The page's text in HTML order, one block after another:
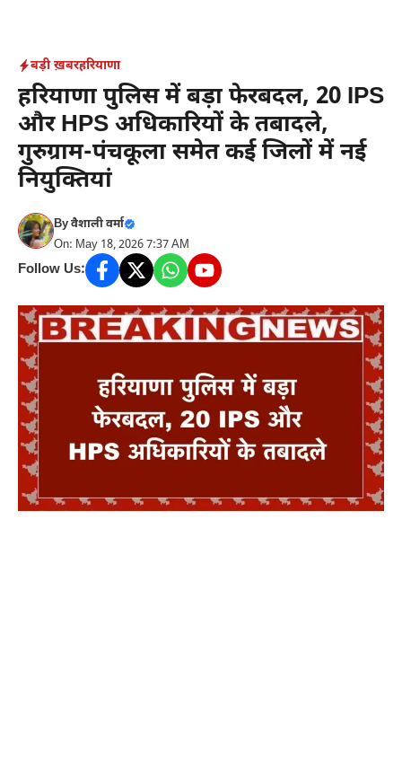
content
बड़ी ख़बरहरियाणा
हरियाणा पुलिस में बड़ा फेरबदल, 20 IPS
और HPS अधिकारियों के तबादले,
गुरुग्राम-पंचकूला समेत कई जिलों में नई
नियुक्तियां
Byवैशाली वर्मा
On: May 18, 2026 7:37 AM
Follow Us: